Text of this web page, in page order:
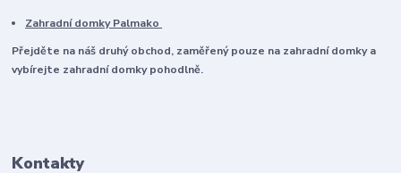
Zahradní domky Palmako
Přejděte na náš druhý obchod, zaměřený pouze na zahradní domky a
vybírejte zahradní domky pohodlně.
Kontakty